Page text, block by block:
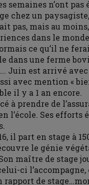
semaines n’ont pas
chez un
pas, mais au
dans le
ce qu’il ne
dans une ferme
Juin est arrivé
avec mention «
il y a 1 an encore.
à prendre de
l’école. Ses efforts
il part en stage à
le génie
maître de stage
ci
rapport de